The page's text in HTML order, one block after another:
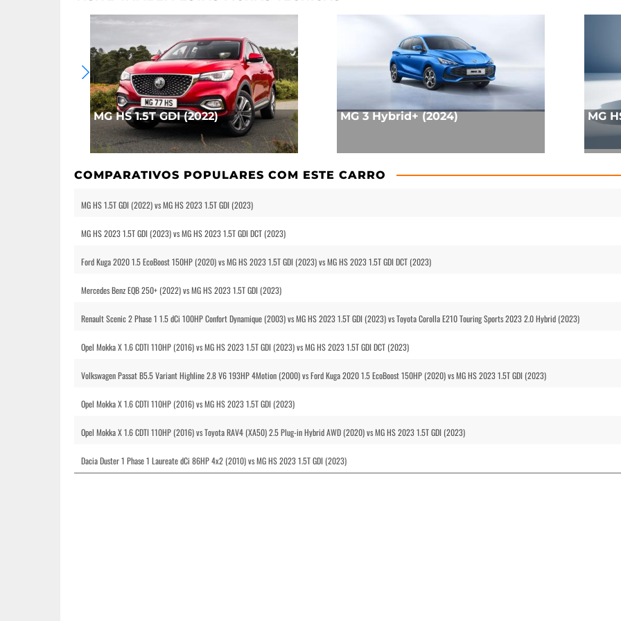
MG HS 1.5T GDI (2022) MG 3 Hybrid+ (2024) MG
COMPARATIVOS POPULARES COM ESTE CARRO
MG HS 1.5T GDI (2022) vs MG HS 2023 1.5T GDI (2023)
MG HS 2023 1.5T GDI (2023) vs MG HS 2023 1.5T GDI DCT (2023)
Ford Kuga 2020 1.5 EcoBoost 150HP (2020) vs MG HS 2023 1.5T GDI (2023) vs MG HS 2023 1.5T GDI DCT (2023)
Mercedes Benz EQB 250+ (2022) vs MG HS 2023 1.5T GDI (2023)
Renault Scenic 2 Phase 1 1.5 dCi 100HP Confort Dynamique (2003) vs MG HS 2023 1.5T GDI (2023) vs Toyota Corolla E210 Touring Sports 2023 2.0 Hybrid (2023)
Opel Mokka X 1.6 CDTI 110HP (2016) vs MG HS 2023 1.5T GDI (2023) vs MG HS 2023 1.5T GDI DCT (2023)
Volkswagen Passat B5.5 Variant Highline 2.8 V6 193HP 4Motion (2000) vs Ford Kuga 2020 1.5 EcoBoost 150HP (2020) vs MG HS 2023 1.5T GDI (2023)
Opel Mokka X 1.6 CDTI 110HP (2016) vs MG HS 2023 1.5T GDI (2023)
Opel Mokka X 1.6 CDTI 110HP (2016) vs Toyota RAV4 (XA50) 2.5 Plug-in Hybrid AWD (2020) vs MG HS 2023 1.5T GDI (2023)
Dacia Duster 1 Phase 1 Laureate dCi 86HP 4x2 (2010) vs MG HS 2023 1.5T GDI (2023)